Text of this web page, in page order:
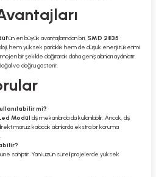
’ün en büyük avantajlarından biri, SMD 2835
hem yüksek parlaklık hem de düşük enerji tüketimi
bir şekilde dağıtarak daha geniş alanları aydınlatır.
ve doğru gösterir.
mi?
Modül dış mekanlarda da kullanılabilir. Ancak, dış
maruz kalacak alanlarda ekstra bir koruma
sahiptir. Yani uzun süreli projelerde yüksek